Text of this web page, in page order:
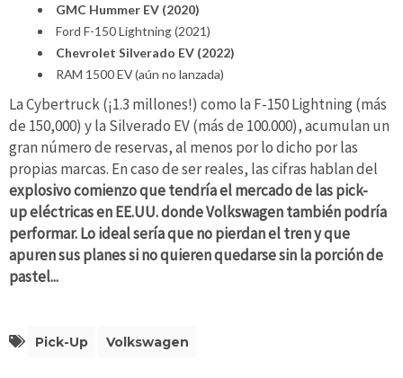
GMC Hummer EV (2020)
Ford F-150 Lightning (2021)
Chevrolet Silverado EV (2022)
RAM 1500 EV (aún no lanzada)
La Cybertruck (¡1.3 millones!) como la F-150 Lightning (más
de 150,000) y la Silverado EV (más de 100.000), acumulan un
gran número de reservas, al menos por lo dicho por las
propias marcas. En caso de ser reales, las cifras hablan del
explosivo comienzo que tendría el mercado de las pick-
up eléctricas en EE.UU. donde Volkswagen también podría
performar. Lo ideal sería que no pierdan el tren y que
apuren sus planes si no quieren quedarse sin la porción de
pastel...
Pick-Up Volkswagen